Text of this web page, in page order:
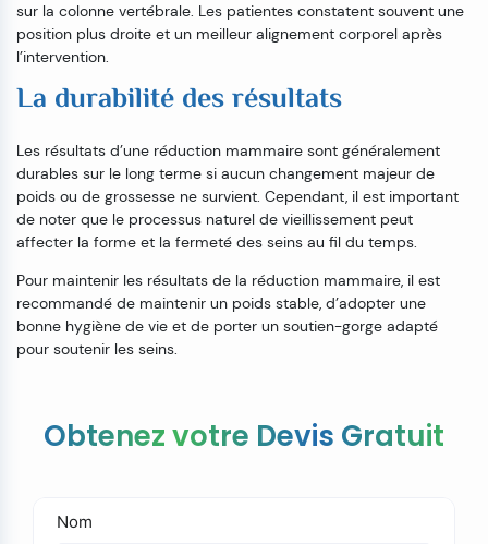
sur la colonne vertébrale. Les patientes constatent souvent une
position plus droite et un meilleur alignement corporel après
l’intervention.
La durabilité des résultats
Les résultats d’une réduction mammaire sont généralement
durables sur le long terme si aucun changement majeur de
poids ou de grossesse ne survient. Cependant, il est important
de noter que le processus naturel de vieillissement peut
affecter la forme et la fermeté des seins au fil du temps.
Pour maintenir les résultats de la réduction mammaire, il est
recommandé de maintenir un poids stable, d’adopter une
bonne hygiène de vie et de porter un soutien-gorge adapté
pour soutenir les seins.
Obtenez votre Devis Gratuit